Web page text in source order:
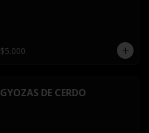
$5.000
GYOZAS DE CERDO